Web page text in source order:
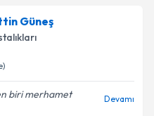
Güneş
biri merhamet
Devamı